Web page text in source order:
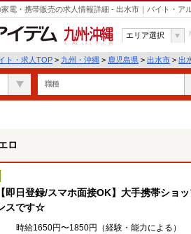
電・携帯販売の求人情報詳細 - 出水市｜バイト・ア
九州・沖縄
エリア選択
ト・求人TOP > 九州・沖縄 > 鹿児島県 > 出水市 > 出
職種
遣
ロ
日登録/スマホ面接OK】大手携帯ショ
スです☆
時給1650円〜1850円（経験・能力による）